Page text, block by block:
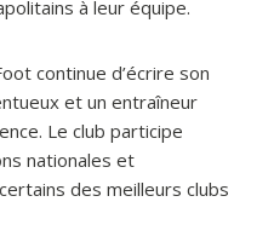
à leur équipe.
continue d’écrire son
et un entraîneur
Le club participe
nationales et
des meilleurs clubs